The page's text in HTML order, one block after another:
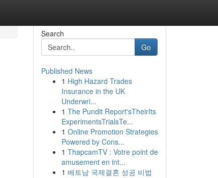
Search
Go
Published News
1 High Hazard Trades
Insurance in the UK
Underwri...
1 The Pundit Report'sTheirIts
ExperimentsTrialsTe...
1 Online Promotion Strategies
Powered by Cons...
1 ThapcamTV : Votre point de
amusement en int...
1 베트남 국제결혼 성공 비법